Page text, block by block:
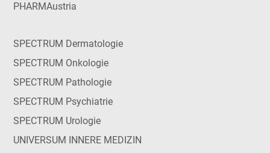
PHARMAustria
SPECTRUM Dermatologie
SPECTRUM Onkologie
SPECTRUM Pathologie
SPECTRUM Psychiatrie
SPECTRUM Urologie
UNIVERSUM INNERE MEDIZIN